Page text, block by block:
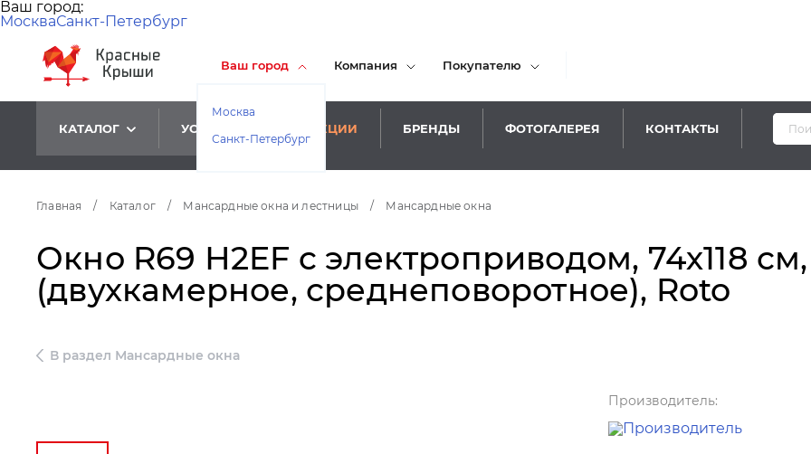
Ваш город:
МоскваСанкт-Петербург
Ваш город
Москва
Санкт-Петербург
Компания Покупателю
КАТАЛОГ УСЛУГИ АКЦИИ БРЕНДЫ ФОТОГАЛЕРЕЯ КОНТАКТЫ
Главная / Каталог / Мансардные окна и лестницы / Мансардные окна
Окно R69 Н2EF c электроприводом, 74х118
(двухкамерное, среднеповоротное), Roto
В раздел Мансардные окна
Производитель: